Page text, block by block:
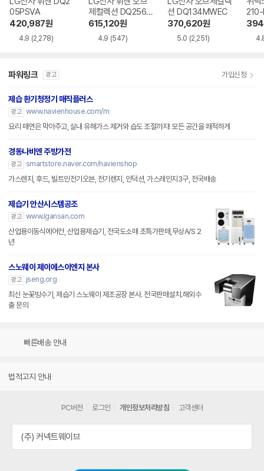
05PSVA
420,987원
4.9 (2,278)
제컬렉션 DQ256M
WGA
615,120원
4.9 (547)
션 DQ134MWEC
370,620원
5.0 (2,251)
파워링크 광고 가입신청
제습 환기청정기 매직플러스
광고 www.navienhouse.com/m
요리 매연은 막아주고, 실내 유해가스 제거와 습도 조절까지! 모든 공간을 쾌적하게
경동나비엔 주방가전
광고 smartstore.naver.com/navienshop
가스렌지, 후드, 빌트인전기오븐, 전기렌지, 인덕션, 가스레인지3구, 전국배송
제습기 안산시스템공조
광고 www.lgansan.com
산업용이동식에어컨, 산업용제습기, 전국도소매 초특가판매,무상A/S 2
년
스노웨이 제이에스이엔지 본사
광고
jseng.org
최신 눈꽃빙수기, 제습기 스노웨이 제조공장 본사. 전국판매설치.해외수
출 문의
빠른배송 안내
법적고지 안내
PC버전 로그인 개인정보처리방침 고객센터
(주) 커넥트웨이브